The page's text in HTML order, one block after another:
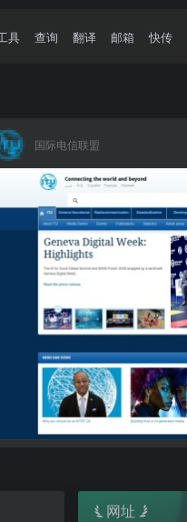
具 查询 翻译 邮箱 快传
国际电信联盟
网址